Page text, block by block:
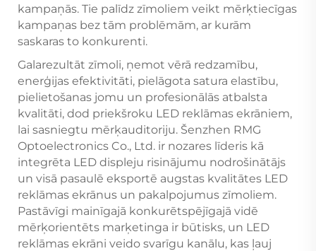
kampaņās. Tie palīdz zīmoliem veikt mērķtiecīgas
kampaņas bez tām problēmām, ar kurām
saskaras to konkurenti.
Galarezultāt zīmoli, ņemot vērā redzamību,
enerģijas efektivitāti, pielāgota satura elastību,
pielietošanas jomu un profesionālās atbalsta
kvalitāti, dod priekšroku LED reklāmas ekrāniem,
lai sasniegtu mērķauditoriju. Šenzhen RMG
Optoelectronics Co., Ltd. ir nozares līderis kā
integrēta LED displeju risinājumu nodrošinātājs
un visā pasaulē eksportē augstas kvalitātes LED
reklāmas ekrānus un pakalpojumus zīmoliem.
Pastāvīgi mainīgajā konkurētspējīgajā vidē
mērķorientēts marķetinga ir būtisks, un LED
reklāmas ekrāni veido svarīgu kanālu, kas ļauj